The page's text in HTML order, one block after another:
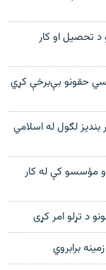
د تحصيل او کار
حقونو بې‌برخې کړي
لګول له اسلامي
مؤسسو کې له کار
د تړلو امر کړی